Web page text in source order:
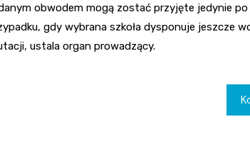
obwodem mogą zostać przyjęte jedynie po
gdy wybrana szkoła dysponuje jeszcze
ustala organ prowadzący.